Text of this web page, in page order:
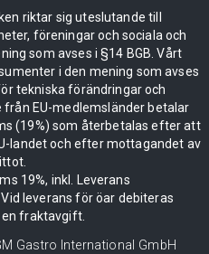
riktar sig uteslutande till
föreningar och sociala och
som avses i §14 BGB. Vårt
i den mening som avses
tekniska förändringar och
EU-medlemsländer betalar
(19%) som återbetalas efter att
landet och efter mottagandet av
19%, inkl. Leverans
leverans för öar debiteras
fraktavgift.
Gastro International GmbH